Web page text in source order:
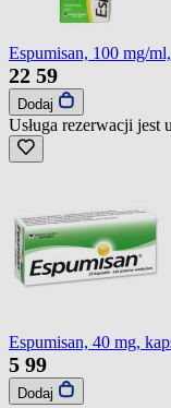
Espumisan, 100 mg/
22 59
Dodaj
Usługa rezerwacji jest
Espumisan, 40 mg,
5 99
Dodaj